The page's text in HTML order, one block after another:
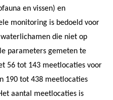
en vissen) en
monitoring is bedoeld voor
die niet op
parameters gemeten te
56 tot 143 meetlocaties voor
190 tot 438 meetlocaties
aantal meetlocaties is